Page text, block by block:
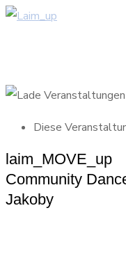
Diese
laim_MOVE_up
Community
Jakoby